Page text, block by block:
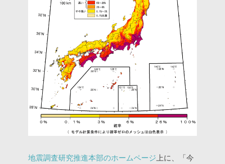
地震調査研究推進本部のホームページ 上に、「今